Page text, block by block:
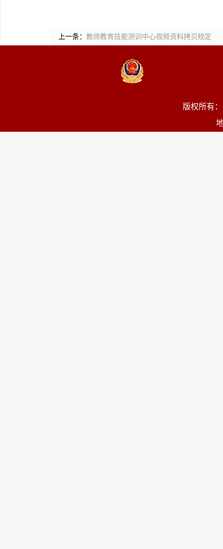
上一条： 教师教育技能测训中心视频资料拷贝规定
版权所有